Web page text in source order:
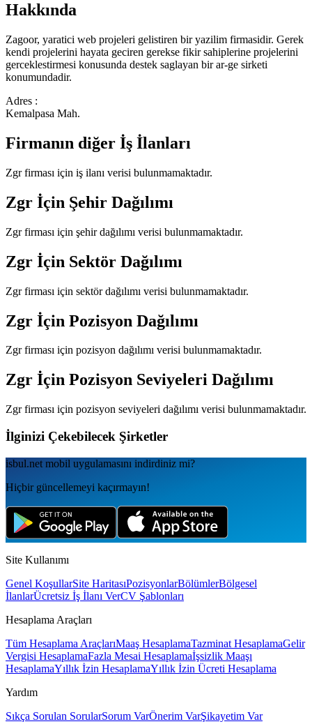
Hakkında
Zagoor, yaratici web projeleri gelistiren bir yazilim firmasidir. Gerek
kendi projelerini hayata geciren gerekse fikir sahiplerine projelerini
gerceklestirmesi konusunda destek saglayan bir ar-ge sirketi
konumundadir.
Adres :
Kemalpasa Mah.
Firmanın diğer İş İlanları
Zgrfirması için iş ilanı verisi bulunmamaktadır.
Zgr İçin Şehir Dağılımı
Zgrfirması için şehir dağılımı verisi bulunmamaktadır.
Zgr İçin Sektör Dağılımı
Zgrfirması için sektör dağılımı verisi bulunmamaktadır.
Zgr İçin Pozisyon Dağılımı
Zgrfirması için pozisyon dağılımı verisi bulunmamaktadır.
Zgr İçin Pozisyon Seviyeleri Dağılımı
Zgrfirması için pozisyon seviyeleri dağılımı verisi bulunmamaktadır.
İlginizi Çekebilecek Şirketler
isbul.net mobil uygulamаsını indirdiniz mi?
Hiçbir güncellemeyi kaçırmayın!
Site Kullanımı
Genel KoşullarSite HaritasıPozisyonlarBölümlerBölgesel
İlanlarÜcretsiz İş İlanı VerCV Şablonları
Hesaplama Araçları
Tüm Hesaplama AraçlarıMaaş HesaplamaTazminat HesaplamaGelir
Vergisi HesaplamaFazla Mesai Hesaplamaİşsizlik Maaşı
HesaplamaYıllık İzin HesaplamaYıllık İzin Ücreti Hesaplama
Yardım
Sıkça Sorulan SorularSorum VarÖnerim VarŞikayetim Var